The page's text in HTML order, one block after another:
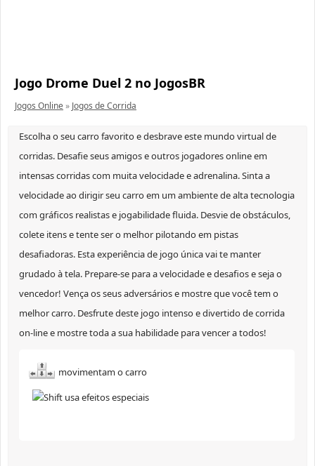
Jogo Drome Duel 2 no JogosBR
Jogos Online» Jogos de Corrida
Escolha o seu carro favorito e desbrave este mundo virtual de
corridas. Desafie seus amigos e outros jogadores online em
intensas corridas com muita velocidade e adrenalina. Sinta a
velocidade ao dirigir seu carro em um ambiente de alta tecnologia
com gráficos realistas e jogabilidade fluida. Desvie de obstáculos,
colete itens e tente ser o melhor pilotando em pistas
desafiadoras. Esta experiência de jogo única vai te manter
grudado à tela. Prepare-se para a velocidade e desafios e seja o
vencedor! Vença os seus adversários e mostre que você tem o
melhor carro. Desfrute deste jogo intenso e divertido de corrida
on-line e mostre toda a sua habilidade para vencer a todos!
movimentam o carro
usa efeitos especiais